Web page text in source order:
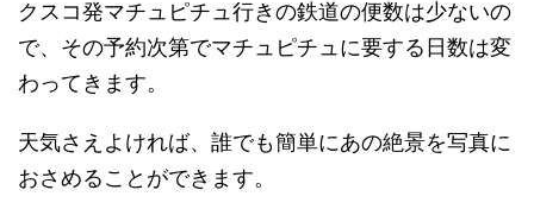
クスコ発マチュピチュ行きの鉄道の便数は少ないの
で、その予約次第でマチュピチュに要する日数は変
わってきます。
天気さえよければ、誰でも簡単にあの絶景を写真に
おさめることができます。